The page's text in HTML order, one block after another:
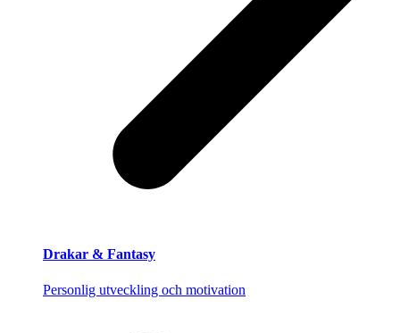
Drakar & Fantasy
Personlig utveckling och motivation